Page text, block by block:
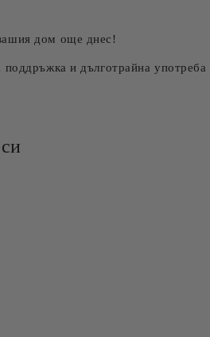
дом още днес!
и дълготрайна